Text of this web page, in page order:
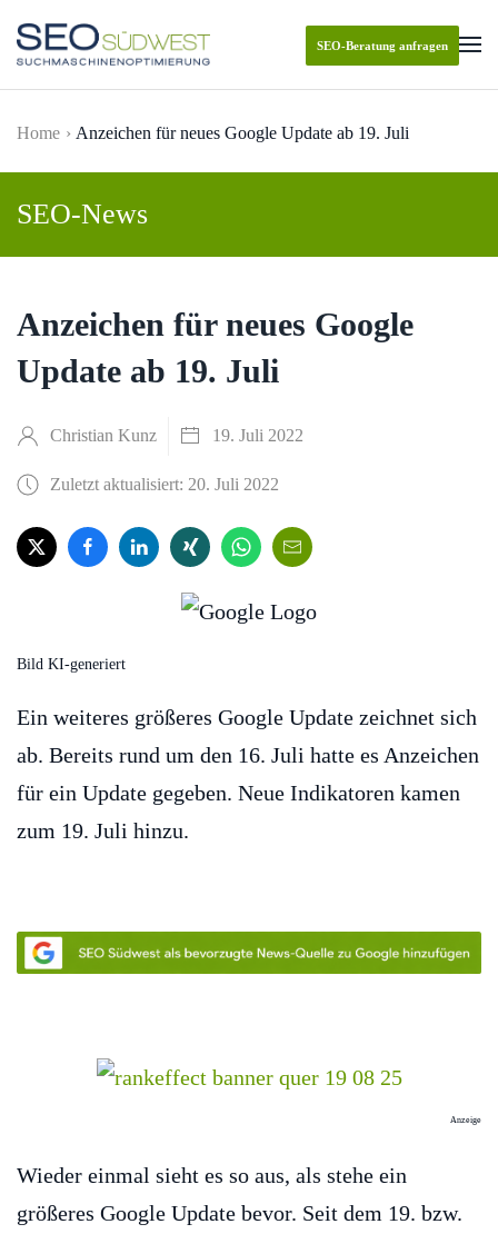
Skip to main content
SEO-Beratung anfragen
Home Anzeichen für neues Google Update ab 19. Juli
SEO-News
Anzeichen für neues Google
Update ab 19. Juli
Christian Kunz 19. Juli 2022
Zuletzt aktualisiert: 20. Juli 2022
Bild KI-generiert
Ein weiteres größeres Google Update zeichnet sich
ab. Bereits rund um den 16. Juli hatte es Anzeichen
für ein Update gegeben. Neue Indikatoren kamen
zum 19. Juli hinzu.
Anzeige
Wieder einmal sieht es so aus, als stehe ein
größeres Google Update bevor. Seit dem 19. bzw.